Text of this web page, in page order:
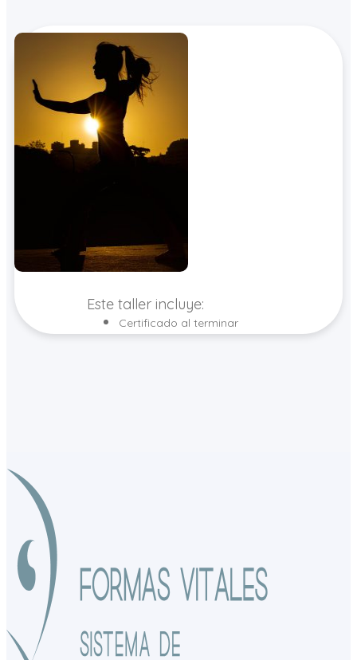
Este taller incluye:
Certificado al terminar